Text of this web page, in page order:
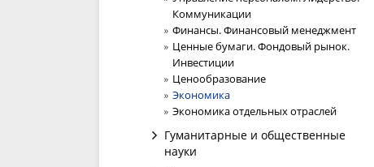
Коммуникации
Финансы. Финансовый менеджмент
Ценные бумаги. Фондовый рынок.
Инвестиции
Ценообразование
Экономика
Экономика отдельных отраслей
Гуманитарные и общественные
науки